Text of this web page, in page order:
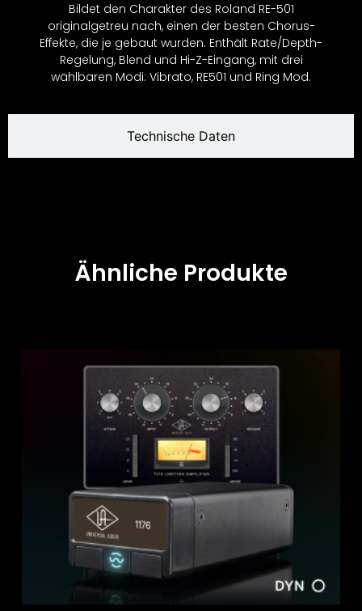
Technische Daten
Bildet den Charakter des Roland RE-501
originalgetreu nach, einen der besten Chorus-
Effekte, die je gebaut wurden. Enthält Rate/Depth-
Regelung, Blend und Hi-Z-Eingang, mit drei
wählbaren Modi: Vibrato, RE501 und Ring Mod.
Ähnliche Produkte